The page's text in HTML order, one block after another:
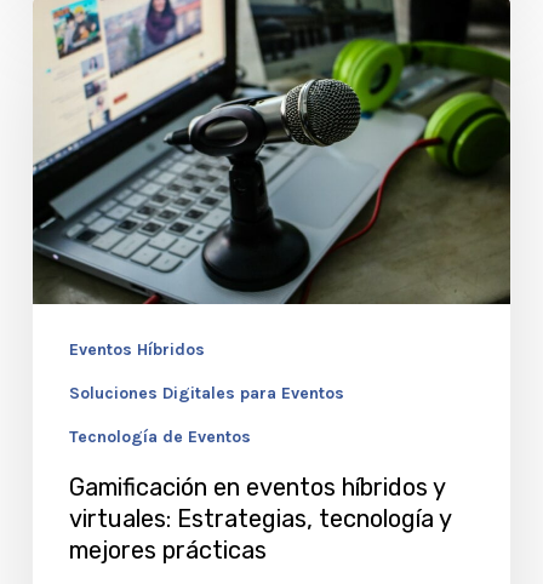
Gamificación
eventos
híbridos
y
virtuales:
Estrategias,
tecnología
mejores
prácticas
Eventos Híbridos
Soluciones Digitales para Eventos
Tecnología de Eventos
Gamificación en eventos híbridos y
virtuales: Estrategias, tecnología y
mejores prácticas